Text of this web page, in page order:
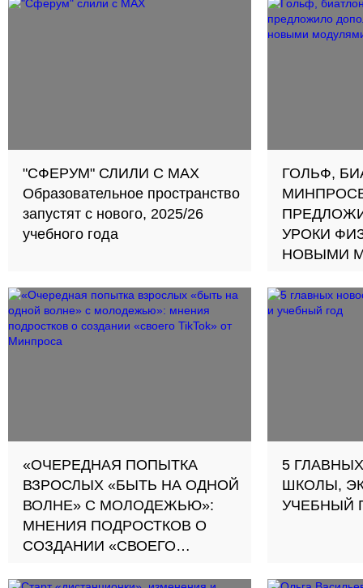
"СФЕРУМ" СЛИЛИ С МАХ
Образовательное пространство
запустят с нового, 2025/26
учебного года
ГОЛЬФ,
УРОКИ
НОВЫМИ
поправки
сентября
«ОЧЕРЕДНАЯ ПОПЫТКА
ВЗРОСЛЫХ «БЫТЬ НА ОДНОЙ
ВОЛНЕ» С МОЛОДЕЖЬЮ»:
МНЕНИЯ ПОДРОСТКОВ О
СОЗДАНИИ «СВОЕГО
5
ШКОЛЫ,
УЧЕБНЫЙ